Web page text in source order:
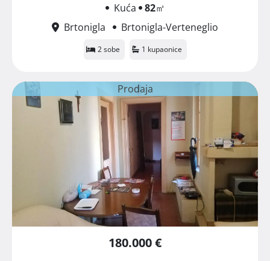
Kuća 82㎡
Brtonigla
Brtonigla-Verteneglio
2 sobe 1 kupaonice
Prodaja
180.000 €